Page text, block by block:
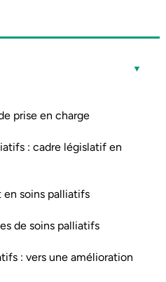
prise en charge
: cadre législatif en
en soins palliatifs
de soins palliatifs
: vers une amélioration